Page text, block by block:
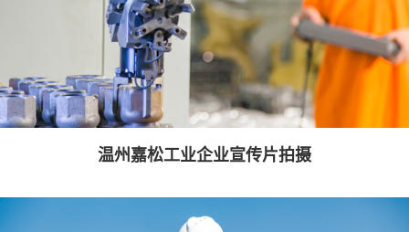
温州嘉松工业企业宣传片拍摄